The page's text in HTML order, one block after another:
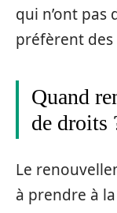
qui n’ont pas
préfèrent des
Quand
de droits
Le
à prendre à